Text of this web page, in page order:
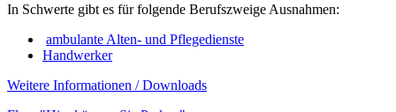
In Schwerte gibt es für folgende Berufszweige Ausnahmen:
ambulante Alten- und Pflegedienste
Handwerker
Weitere Informationen / Downloads